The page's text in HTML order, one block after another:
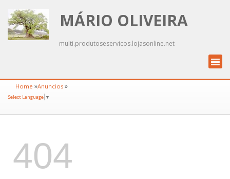
MÁRIO OLIVEIRA
multi.produtoseservicos.lojasonline.net
Home »Anuncios »
Select Language ▼